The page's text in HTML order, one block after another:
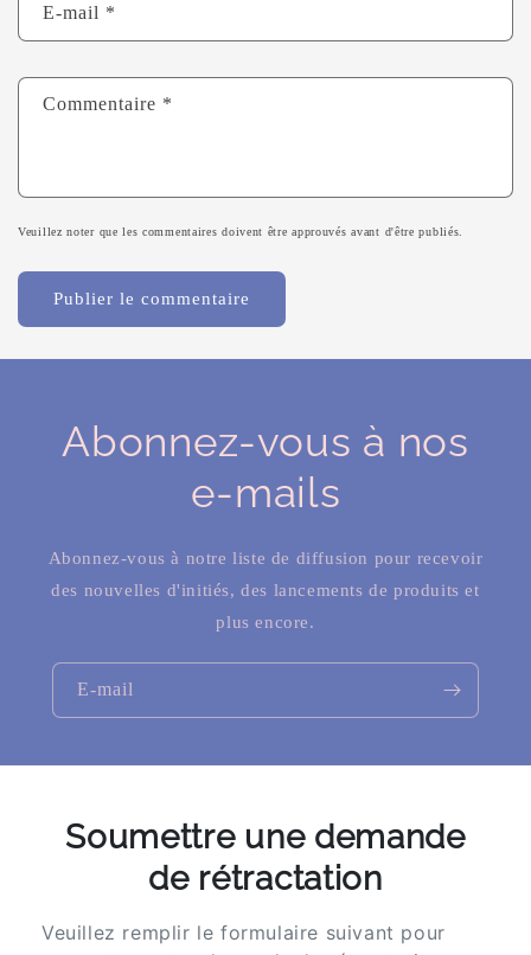
E-mail *
Commentaire *
Veuillez noter que les commentaires doivent être approuvés avant d'être publiés.
Abonnez-vous à nos
e-mails
Abonnez-vous à notre liste de diffusion pour recevoir
des nouvelles d'initiés, des lancements de produits et
plus encore.
E-mail
Soumettre une demande
de rétractation
Veuillez remplir le formulaire suivant pour